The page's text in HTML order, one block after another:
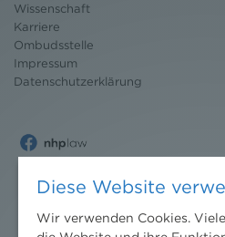
Wissenschaft
Karriere
Ombudsstelle
Impressum
Datenschutzerklärung
Diese Website
Wir verwenden Cookies.